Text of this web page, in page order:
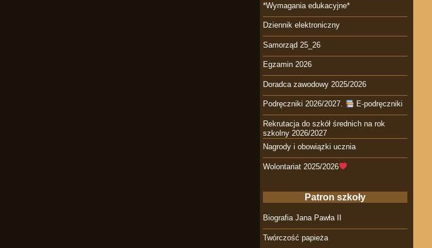
*Wymagania edukacyjne*
Dziennik elektroniczny
Samorząd 25_26
Egzamin 2026
Doradca zawodowy 2025/2026
Podręczniki 2026/2027. E-podręczniki
Rekrutacja do szkół średnich na rok
szkolny 2026/2027
Nagrody i obowiązki ucznia
Wolontariat 2025/2026
Patron szkoły
Biografia Jana Pawła II
Twórczość papieża